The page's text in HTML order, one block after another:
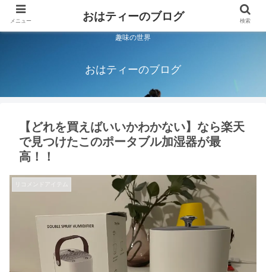
趣味の世界
おはティーのブログ
【どれを買えばいいかわかない】なら楽天
で見つけたこのポータブル加湿器が最
高！！
リコメンドアイテム
メニュー おはティーのブログ 検索